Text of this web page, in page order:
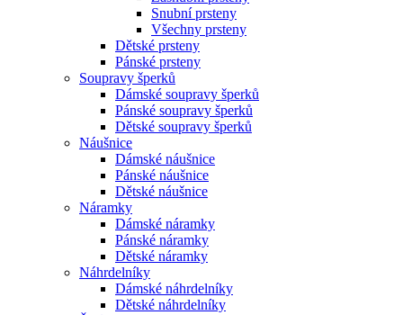
Snubní prsteny
Všechny prsteny
Dětské prsteny
Pánské prsteny
Soupravy šperků
Dámské soupravy šperků
Pánské soupravy šperků
Dětské soupravy šperků
Náušnice
Dámské náušnice
Pánské náušnice
Dětské náušnice
Náramky
Dámské náramky
Pánské náramky
Dětské náramky
Náhrdelníky
Dámské náhrdelníky
Dětské náhrdelníky